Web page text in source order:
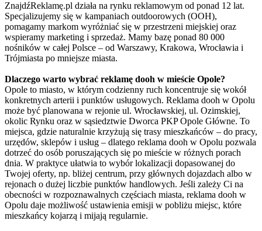
ZnajdźReklamę.pl działa na rynku reklamowym od ponad 12 lat.
Specjalizujemy się w kampaniach outdoorowych (OOH),
pomagamy markom wyróżniać się w przestrzeni miejskiej oraz
wspieramy marketing i sprzedaż. Mamy bazę ponad 80 000
nośników w całej Polsce – od Warszawy, Krakowa, Wrocławia i
Trójmiasta po mniejsze miasta.
Dlaczego warto wybrać reklamę dooh w mieście Opole?
Opole to miasto, w którym codzienny ruch koncentruje się wokół
konkretnych arterii i punktów usługowych. Reklama dooh w Opolu
może być planowana w rejonie ul. Wrocławskiej, ul. Ozimskiej,
okolic Rynku oraz w sąsiedztwie Dworca PKP Opole Główne. To
miejsca, gdzie naturalnie krzyżują się trasy mieszkańców – do pracy,
urzędów, sklepów i usług – dlatego reklama dooh w Opolu pozwala
dotrzeć do osób poruszających się po mieście w różnych porach
dnia. W praktyce ułatwia to wybór lokalizacji dopasowanej do
Twojej oferty, np. bliżej centrum, przy głównych dojazdach albo w
rejonach o dużej liczbie punktów handlowych. Jeśli zależy Ci na
obecności w rozpoznawalnych częściach miasta, reklama dooh w
Opolu daje możliwość ustawienia emisji w pobliżu miejsc, które
mieszkańcy kojarzą i mijają regularnie.